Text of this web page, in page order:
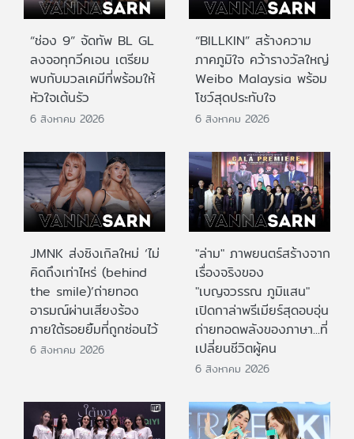
“ช่อง 9” จัดทัพ BL GL
ลงจอทุกวีคเอน เตรียม
พบกับมวลเคมีที่พร้อมให้
หัวใจเต้นรัว
6 สิงหาคม 2026
“BILLKIN” สร้างความ
ภาคภูมิใจ คว้ารางวัลใหญ่
Weibo Malaysia พร้อม
โชว์สุดประทับใจ
6 สิงหาคม 2026
JMNK ส่งซิงเกิลใหม่ ‘ไม่
คิดถึงเท่าไหร่ (behind
the smile)’ถ่ายทอด
อารมณ์ผ่านเสียงร้อง
ภายใต้รอยยิ้มที่ถูกซ่อนไว้
6 สิงหาคม 2026
"ล่าม" ภาพยนตร์สร้างจาก
เรื่องจริงของ
"เบญจวรรณ ภูมิแสน"
เปิดกาล่าพรีเมียร์สุดอบอุ่น
ถ่ายทอดพลังของภาษา...ที่
เปลี่ยนชีวิตผู้คน
6 สิงหาคม 2026